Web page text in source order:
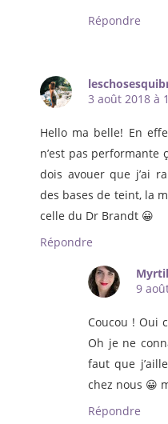
Répondre
3 août 2018 à
Hello ma belle! En
n’est pas performante
dois avouer que j’ai
des bases de teint, la
celle du Dr Brandt 😀
Répondre
9
Coucou ! Oui
Oh je ne
faut que
chez nous 😀
Répondre